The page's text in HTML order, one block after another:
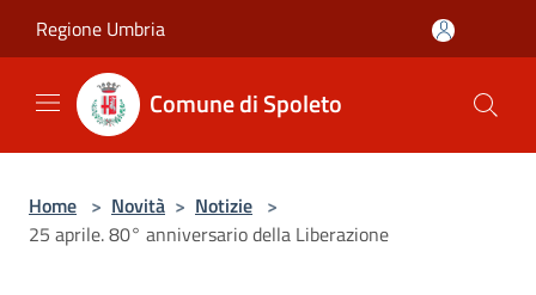
Regione Umbria
Comune di Spoleto
Home > Novità > Notizie >
25 aprile. 80° anniversario della Liberazione